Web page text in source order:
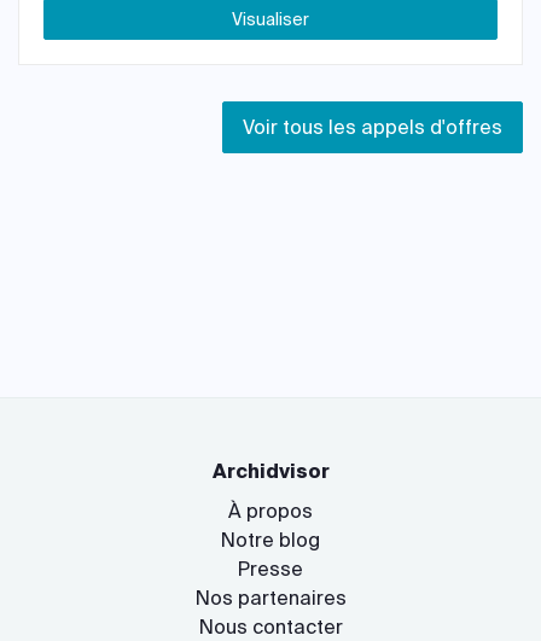
Visualiser
Voir tous les appels d'offres
Archidvisor
À propos
Notre blog
Presse
Nos partenaires
Nous contacter